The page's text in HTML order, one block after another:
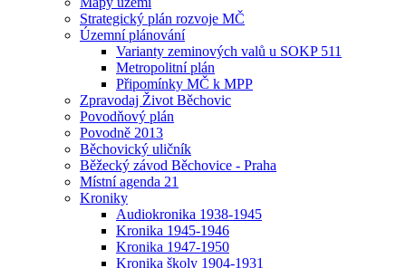
Strategický plán rozvoje MČ
Územní plánování
Varianty zeminových valů u SOKP 511
Metropolitní plán
Připomínky MČ k MPP
Zpravodaj Život Běchovic
Povodňový plán
Povodně 2013
Běchovický uličník
Běžecký závod Běchovice - Praha
Místní agenda 21
Kroniky
Audiokronika 1938-1945
Kronika 1945-1946
Kronika 1947-1950
Kronika školy 1904-1931